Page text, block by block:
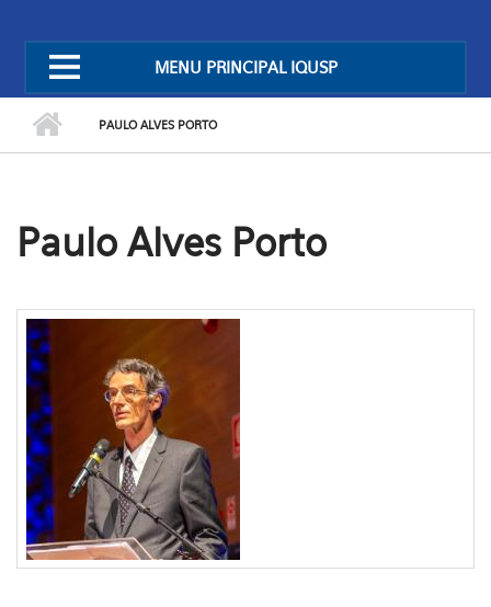
MENU PRINCIPAL IQUSP
PAULO ALVES PORTO
Paulo Alves Porto